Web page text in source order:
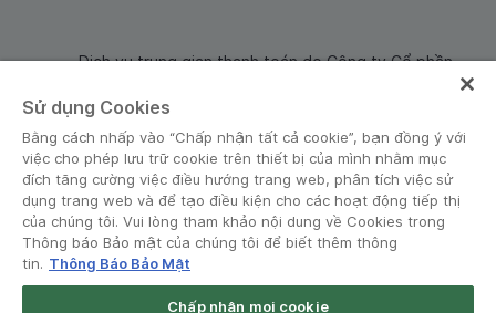
Dịch vụ trung gian thanh toán do Công ty Cổ phần
Sử dụng Cookies
Bằng cách nhấp vào “Chấp nhận tất cả cookie”, bạn đồng ý với
việc cho phép lưu trữ cookie trên thiết bị của mình nhằm mục
đích tăng cường việc điều hướng trang web, phân tích việc sử
dụng trang web và để tạo điều kiện cho các hoạt động tiếp thị
của chúng tôi. Vui lòng tham khảo nội dung về Cookies trong
Thông báo Bảo mật của chúng tôi để biết thêm thông
tin. Thông Báo Bảo Mật
Chấp nhận mọi cookie